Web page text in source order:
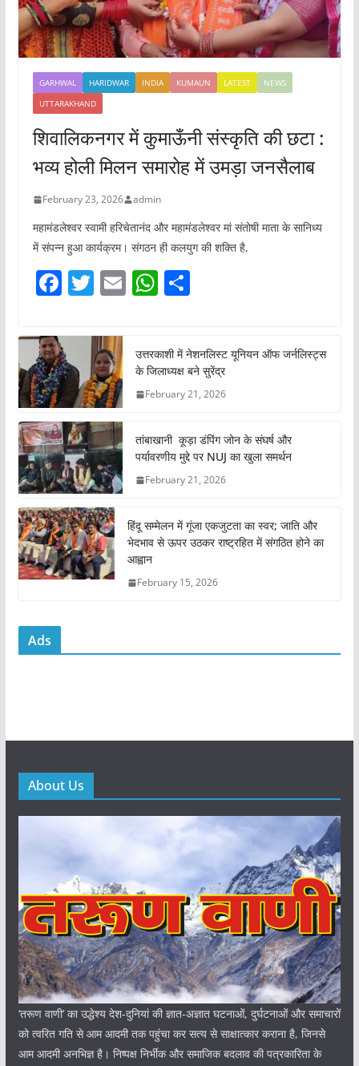
GARHWAL HARIDWAR INDIA KUMAUN LATEST
NEWS
UTTARAKHAND
शिवालिकनगर में कुमाऊँनी संस्कृति की छटा :
भव्य होली मिलन समारोह में उमड़ा जनसैलाब
February 23, 2026 admin
महामंडलेश्वर स्वामी हरिचेतानंद और महामंडलेश्वर मां संतोषी माता के सानिध्य
में संपन्न हुआ कार्यक्रम। संगठन ही कलयुग की शक्ति है,
F
c
e
b
o
o
k
T
itt
er
E W
s
A
p
S
e
उत्तरकाशी में नेशनलिस्ट यूनियन ऑफ जर्नलिस्ट्स
के जिलाध्यक्ष बने सुरेंद्र
February 21, 2026
तांबाखानी कूड़ा डंपिंग जोन के संघर्ष और
पर्यावरणीय मुद्दे पर NUJ का खुला समर्थन
February 21, 2026
हिंदू सम्मेलन में गूंजा एकजुटता का स्वर; जाति और
भेदभाव से ऊपर उठकर राष्ट्रहित में संगठित होने का
आह्वान
February 15, 2026
Ads
About Us
‘तरूण वाणी‘ का उद्धेश्य देश-दुनियां की ज्ञात-अज्ञात घटनाओं, दुर्घटनाओं और समाचारों
को त्वरित गति से आम आदमी तक पहुंचा कर सत्य से साक्षात्कार कराना है, जिनसे
आम आदमी अनभिज्ञ है। निष्पक्ष निर्भीक और समाजिक बदलाव की पत्रकारिता के